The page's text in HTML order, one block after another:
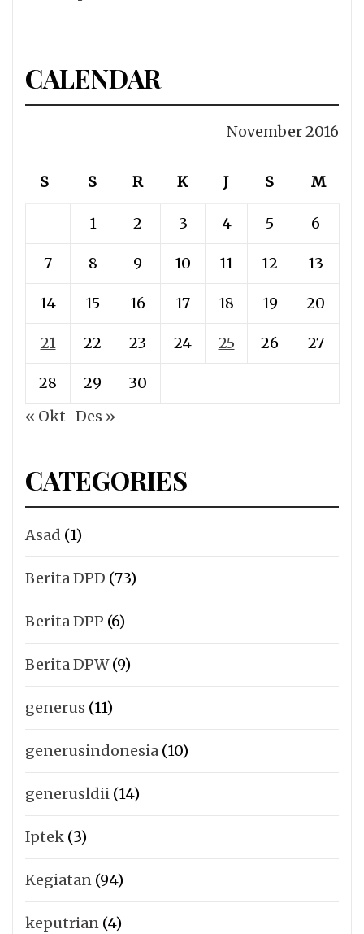
CALENDAR
November 2016
S S R K J S M
1 2 3 4 5 6
7 8 9 10 11 12 13
14 15 16 17 18 19 20
21 22 23 24 25 26 27
28 29
30
« Okt Des »
CATEGORIES
Asad (1)
Berita DPD (73)
Berita DPP (6)
Berita DPW(9)
generus (11)
generusindonesia (10)
generusldii (14)
Iptek (3)
Kegiatan (94)
keputrian (4)